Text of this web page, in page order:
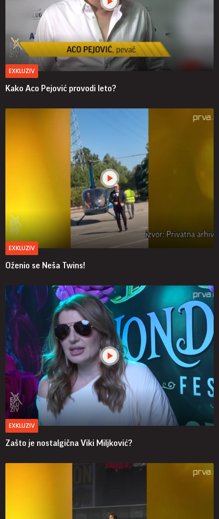
EXKLUZIV
Kako Aco Pejović provodi leto?
EXKLUZIV
Oženio se Neša Twins!
EXKLUZIV
Zašto je nostalgična Viki Miljković?